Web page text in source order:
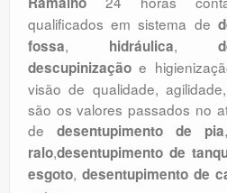
qualificados em sistema de
fossa, hidráulica,
descupinização e
visão de qualidade,
são os valores passados no
de desentupimento de pia
ralo,desentupimento de
esgoto, desentupimento de